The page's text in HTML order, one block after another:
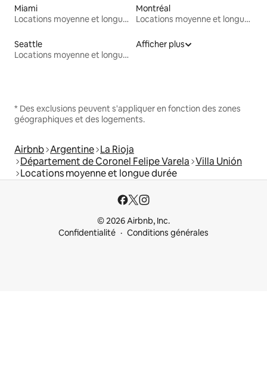
Miami
Locations moyenne et longue durée
Montréal
Locations moyenne et longue durée
Seattle
Locations moyenne et longue durée
Afficher plus
* Des exclusions peuvent s'appliquer en fonction des zones
géographiques et des logements.
Airbnb Argentine La Rioja
Département de Coronel Felipe Varela Villa Unión
Locations moyenne et longue durée
© 2026 Airbnb, Inc.
Confidentialité
Conditions générales